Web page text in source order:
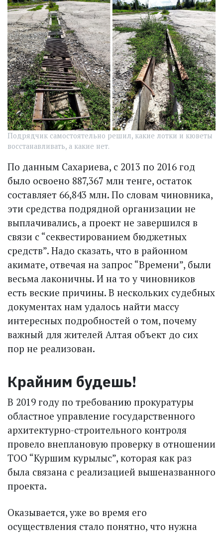
Подрядчик самостоятельно решил, какие лотки и кюветы
восстанавливать, а какие нет.
По данным Сахариева, с 2013 по 2016 год
было освоено 887,367 млн тенге, остаток
составляет 66,843 млн. По словам чиновника,
эти средства подрядной организации не
выплачивались, а проект не завершился в
связи с “секвестированием бюджетных
средств”. Надо сказать, что в районном
акимате, отвечая на запрос “Времени”, были
весьма лаконичны. И на то у чиновников
есть веские причины. В нескольких судебных
документах нам удалось найти массу
интересных подробностей о том, почему
важный для жителей Алтая объект до сих
пор не реализован.
Крайним будешь!
В 2019 году по требованию прокуратуры
областное управление государственного
архитектурно-строительного контроля
провело внеплановую проверку в отношении
ТОО “Куршим курылыс”, которая как раз
была связана с реализацией вышеназванного
проекта.
Оказывается, уже во время его
осуществления стало понятно, что нужна